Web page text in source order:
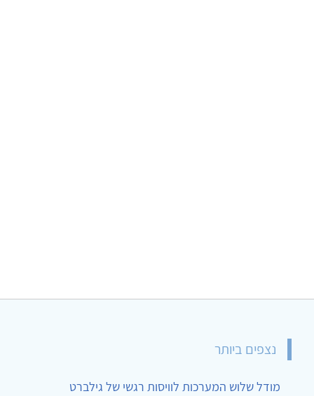
נצפים ביותר
מודל שלוש המערכות לוויסות רגשי של גילברט